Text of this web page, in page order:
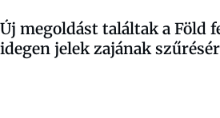
Új megoldást találtak a Föld
idegen jelek zajának